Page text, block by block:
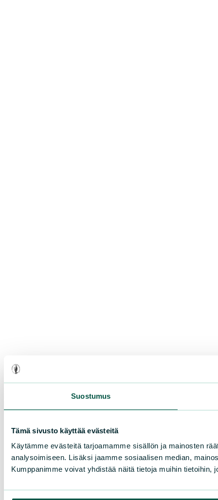
Suostumus
Tämä sivusto käyttää evästeitä
Käytämme evästeitä tarjoamamme sisällön ja mainosten
analysoimiseen. Lisäksi jaamme sosiaalisen median,
Kumppanimme voivat yhdistää näitä tietoja muihin tietoihin,